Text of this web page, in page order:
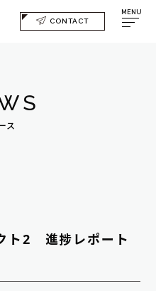
CONTACT
MENU
ス
ト2 進捗レポート